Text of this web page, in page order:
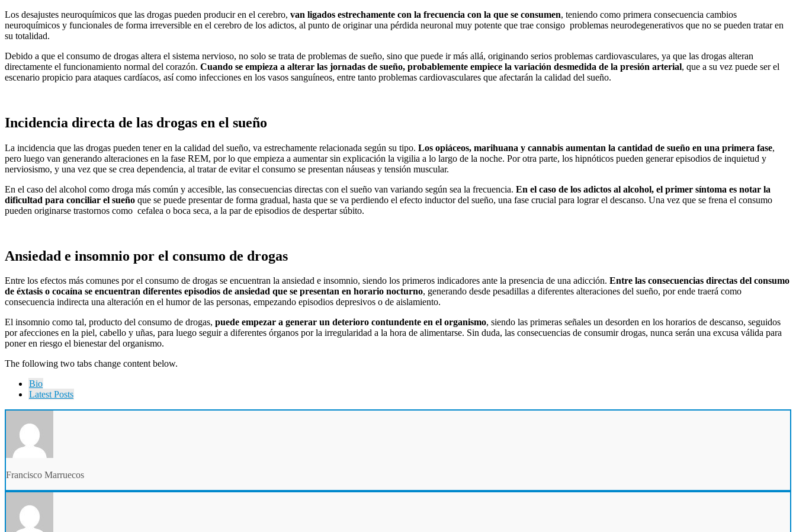
Los desajustes neuroquímicos que las drogas pueden producir en el cerebro, van ligados estrechamente con la frecuencia con la que se consumen, teniendo como primera consecuencia cambios
neuroquímicos y funcionales de forma irreversible en el cerebro de los adictos, al punto de originar una pérdida neuronal muy potente que trae consigo problemas neurodegenerativos que no se pueden tratar en
su totalidad.
Debido a que el consumo de drogas altera el sistema nervioso, no solo se trata de problemas de sueño, sino que puede ir más allá, originando serios problemas cardiovasculares, ya que las drogas alteran
directamente el funcionamiento normal del corazón. Cuando se empieza a alterar las jornadas de sueño, probablemente empiece la variación desmedida de la presión arterial, que a su vez puede ser el
escenario propicio para ataques cardíacos, así como infecciones en los vasos sanguíneos, entre tanto problemas cardiovasculares que afectarán la calidad del sueño.
Incidencia directa de las drogas en el sueño
La incidencia que las drogas pueden tener en la calidad del sueño, va estrechamente relacionada según su tipo. Los opiáceos, marihuana y cannabis aumentan la cantidad de sueño en una primera fase,
pero luego van generando alteraciones en la fase REM, por lo que empieza a aumentar sin explicación la vigilia a lo largo de la noche. Por otra parte, los hipnóticos pueden generar episodios de inquietud y
nerviosismo, y una vez que se crea dependencia, al tratar de evitar el consumo se presentan náuseas y tensión muscular.
En el caso del alcohol como droga más común y accesible, las consecuencias directas con el sueño van variando según sea la frecuencia. En el caso de los adictos al alcohol, el primer síntoma es notar la
dificultad para conciliar el sueño que se puede presentar de forma gradual, hasta que se va perdiendo el efecto inductor del sueño, una fase crucial para lograr el descanso. Una vez que se frena el consumo
pueden originarse trastornos como cefalea o boca seca, a la par de episodios de despertar súbito.
Ansiedad e insomnio por el consumo de drogas
Entre los efectos más comunes por el consumo de drogas se encuentran la ansiedad e insomnio, siendo los primeros indicadores ante la presencia de una adicción. Entre las consecuencias directas del consumo
de éxtasis o cocaína se encuentran diferentes episodios de ansiedad que se presentan en horario nocturno, generando desde pesadillas a diferentes alteraciones del sueño, por ende traerá como
consecuencia indirecta una alteración en el humor de las personas, empezando episodios depresivos o de aislamiento.
El insomnio como tal, producto del consumo de drogas, puede empezar a generar un deterioro contundente en el organismo, siendo las primeras señales un desorden en los horarios de descanso, seguidos
por afecciones en la piel, cabello y uñas, para luego seguir a diferentes órganos por la irregularidad a la hora de alimentarse. Sin duda, las consecuencias de consumir drogas, nunca serán una excusa válida para
poner en riesgo el bienestar del organismo.
The following two tabs change content below.
Bio
Latest Posts
Francisco Marruecos